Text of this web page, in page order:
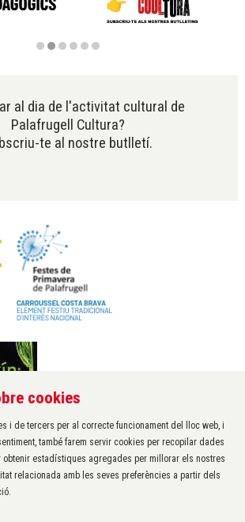
al dia de l'activitat cultural de
Palafrugell Cultura?
te al nostre butlletí.
l'Ajuntament de Palafrugell
1
cookies
i de tercers per al correcte funcionament del lloc web, i
també farem servir cookies per recopilar dades
obtenir estadístiques agregades per millorar els nostres
relacionada amb les seves preferències a partir dels